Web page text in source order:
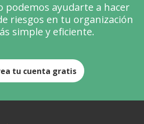
podemos ayudarte a hacer
riesgos en tu organización
simple y eficiente.
tu cuenta gratis